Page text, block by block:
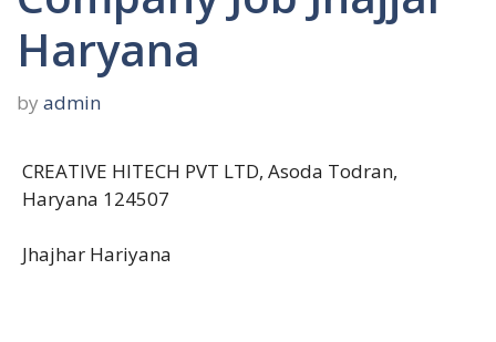
Haryana
by admin
CREATIVE HITECH PVT LTD, Asoda Todran,
Haryana 124507
Jhajhar Hariyana